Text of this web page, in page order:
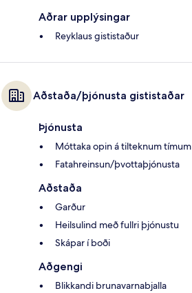
Aðrar upplýsingar
Reyklaus gististaður
Aðstaða/þjónusta gististaðar
Þjónusta
Móttaka opin á tilteknum tímum
Fatahreinsun/þvottaþjónusta
Aðstaða
Garður
Heilsulind með fullri þjónustu
Skápar í boði
Aðgengi
Blikkandi brunavarnabjalla